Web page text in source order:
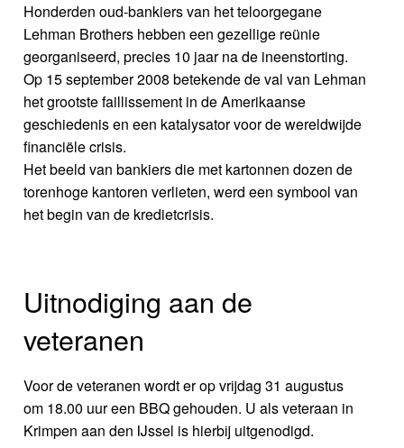
Honderden oud-bankiers van het teloorgegane
Lehman Brothers hebben een gezellige reünie
georganiseerd, precies 10 jaar na de ineenstorting.
Op 15 september 2008 betekende de val van Lehman
het grootste faillissement in de Amerikaanse
geschiedenis en een katalysator voor de wereldwijde
financiële crisis.
Het beeld van bankiers die met kartonnen dozen de
torenhoge kantoren verlieten, werd een symbool van
het begin van de kredietcrisis.
Uitnodiging aan de
veteranen
Voor de veteranen wordt er op vrijdag 31 augustus
om 18.00 uur een BBQ gehouden. U als veteraan in
Krimpen aan den IJssel is hierbij uitgenodigd.